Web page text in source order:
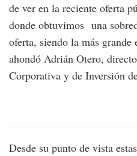
de ver en la reciente oferta
donde obtuvimos una
oferta, siendo la más
ahondó Adrián Otero,
Corporativa y de Inversión
Desde su punto de vista